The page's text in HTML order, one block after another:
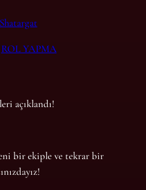
Shatargat
ROL YAPMA
açıklandı!
bir ekiple ve tekrar bir